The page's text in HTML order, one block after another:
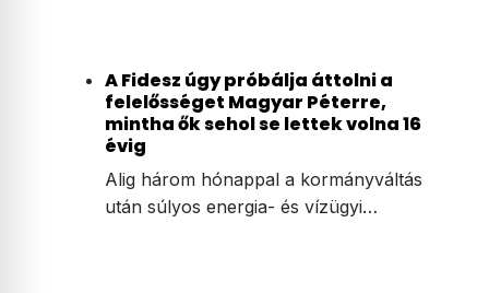
A Fidesz úgy próbálja áttolni a
felelősséget Magyar Péterre,
mintha ők sehol se lettek volna 16
évig
Alig három hónappal a kormányváltás
után súlyos energia- és vízügyi…